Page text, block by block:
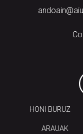
HONI BURUZ
ARAUAK